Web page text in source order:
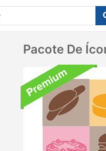
Pacote De